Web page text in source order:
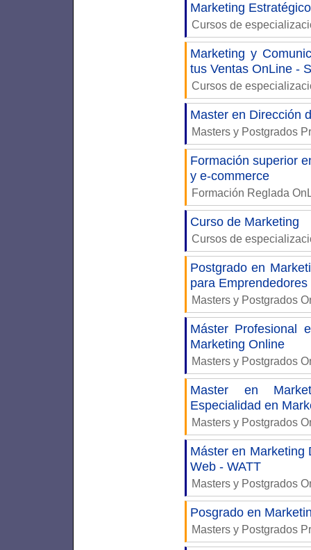
Marketing
Cursos de
Marketing y
tus Ventas OnLine -
Cursos de
Master en Dirección
Masters y Postgrados
Formación superior
y e-commerce
Formación Reglada
Curso de Marketing
Cursos de
Postgrado en
para Emprendedores
Masters y Postgrados
Máster Profesional
Marketing Online
Masters y Postgrados
Master en
Especialidad en
Masters y Postgrados
Máster en Marketing
Web - WATT
Masters y Postgrados
Posgrado en
Masters y Postgrados